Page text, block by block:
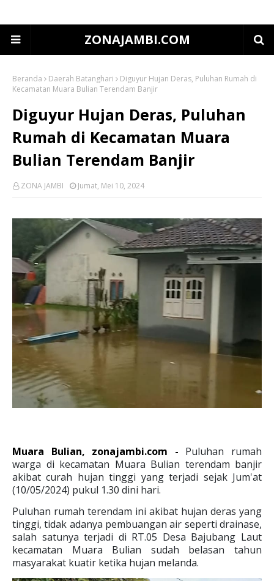
ZONAJAMBI.COM
Beranda Daerah Batanghari
Diguyur Hujan Deras, Puluhan Rumah di
Kecamatan Muara Bulian Terendam Banjir
Diguyur Hujan Deras, Puluhan
Rumah di Kecamatan Muara
Bulian Terendam Banjir
ZONA JAMBI Jumat, Mei 10, 2024
Muara Bulian, zonajambi.com - Puluhan rumah
warga di kecamatan Muara Bulian terendam banjir
akibat curah hujan tinggi yang terjadi sejak Jum'at
(10/05/2024) pukul 1.30 dini hari.
Puluhan rumah terendam ini akibat hujan deras yang
tinggi, tidak adanya pembuangan air seperti drainase,
salah satunya terjadi di RT.05 Desa Bajubang Laut
kecamatan Muara Bulian sudah belasan tahun
masyarakat kuatir ketika hujan melanda.